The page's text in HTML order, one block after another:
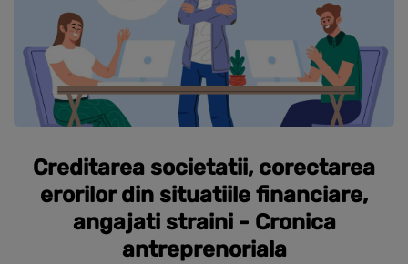
Creditarea societatii, corectarea
erorilor din situatiile financiare,
angajati straini - Cronica
antreprenoriala